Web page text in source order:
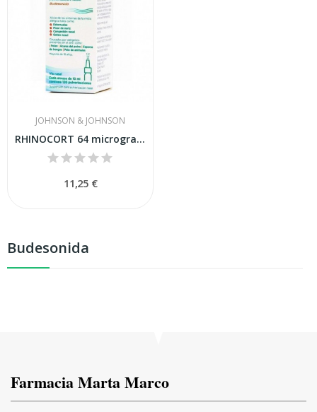
Budesonida
JOHNSON & JOHNSON
RHINOCORT 64 microgramos SUSPENSION PARA...
11,25 €
Farmacia Marta Marco